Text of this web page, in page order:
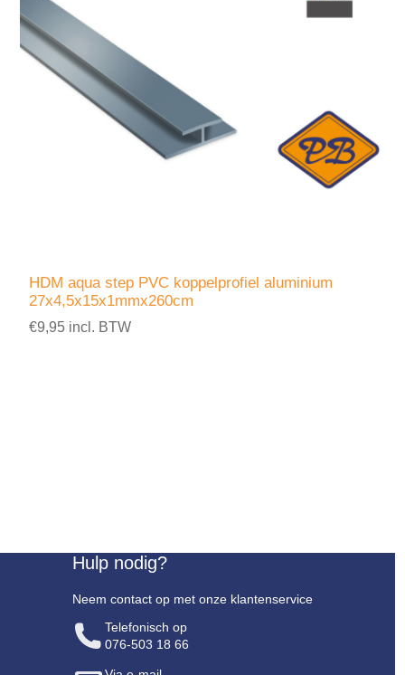
HDM aqua step PVC koppelprofiel aluminium
27x4,5x15x1mmx260cm
€9,95 incl. BTW
Hulp nodig?
Neem contact op met onze klantenservice
Telefonisch op
076-503 18 66